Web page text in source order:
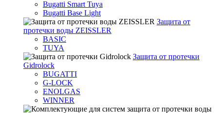
Bugatti Smart Tuya
Bugatti Base Light
Защита от
протечки воды ZEISSLER
BASIC
TUYA
Защита от протечки
Gidrolock
BUGATTI
G-LOCK
ENOLGAS
WINNER